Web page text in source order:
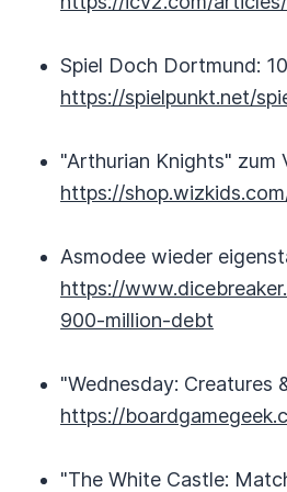
Spiel Doch Dortmund:
https://spielpunkt.net/
"Arthurian Knights" zum
https://
Asmodee wieder
https://
900-million-debt
"Wednesday: Creatures
https://
"The White Castle: